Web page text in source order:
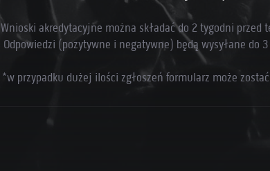
Wnioski akredytacyjne można składać do 2 tygodni przed
Odpowiedzi (pozytywne i negatywne) będą wysyłane do
*w przypadku dużej ilości zgłoszeń formularz może